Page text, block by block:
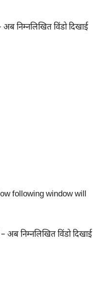
निम्नलिखित विंडो दिखाई
following window will
निम्नलिखित विंडो दिखाई